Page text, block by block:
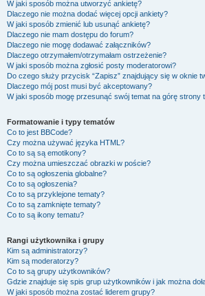
W jaki sposób można utworzyć ankietę?
Dlaczego nie można dodać więcej opcji ankiety?
W jaki sposób zmienić lub usunąć ankietę?
Dlaczego nie mam dostępu do forum?
Dlaczego nie mogę dodawać załączników?
Dlaczego otrzymałem/otrzymałam ostrzeżenie?
W jaki sposób można zgłosić posty moderatorowi?
Do czego służy przycisk “Zapisz” znajdujący się w oknie
Dlaczego mój post musi być akceptowany?
W jaki sposób mogę przesunąć swój temat na górę strony
Formatowanie i typy tematów
Co to jest BBCode?
Czy można używać języka HTML?
Co to są są emotikony?
Czy można umieszczać obrazki w poście?
Co to są ogłoszenia globalne?
Co to są ogłoszenia?
Co to są przyklejone tematy?
Co to są zamknięte tematy?
Co to są ikony tematu?
Rangi użytkownika i grupy
Kim są administratorzy?
Kim są moderatorzy?
Co to są grupy użytkowników?
Gdzie znajduje się spis grup użytkowników i jak można
W jaki sposób można zostać liderem grupy?